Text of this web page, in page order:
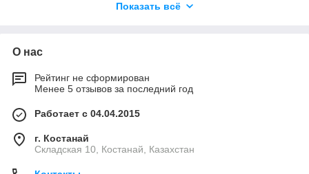
выехать за город с семьёй и друзьями.
Показать всё
О нас
Рейтинг не сформирован
Менее 5 отзывов за последний год
Работает с 04.04.2015
г. Костанай
Складская 10, Костанай, Казахстан